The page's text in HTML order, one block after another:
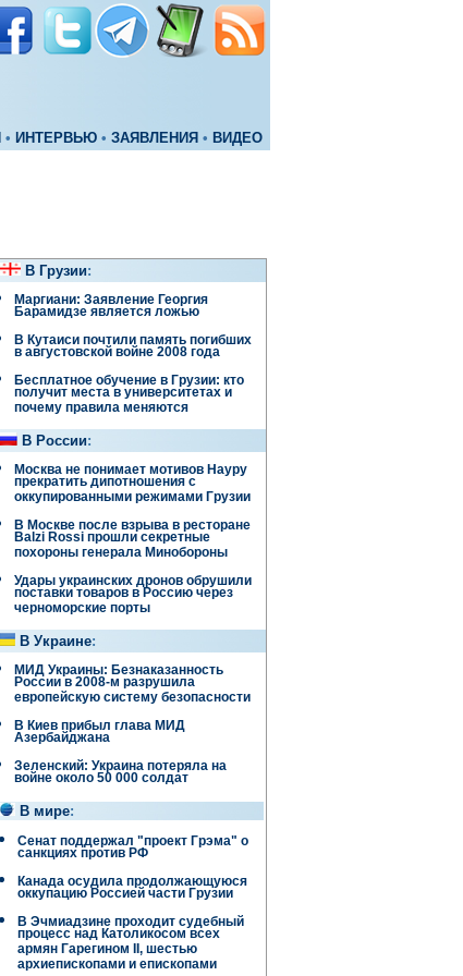
• ИНТЕРВЬЮ • ЗАЯВЛЕНИЯ • ВИДЕО
В Грузии:
Маргиани: Заявление Георгия
Барамидзе является ложью
В Кутаиси почтили память погибших
в августовской войне 2008 года
Бесплатное обучение в Грузии: кто
получит места в университетах и
почему правила меняются
В России:
Москва не понимает мотивов Науру
прекратить дипотношения с
оккупированными режимами Грузии
В Москве после взрыва в ресторане
Balzi Rossi прошли секретные
похороны генерала Минобороны
Удары украинских дронов обрушили
поставки товаров в Россию через
черноморские порты
В Украине:
МИД Украины: Безнаказанность
России в 2008-м разрушила
европейскую систему безопасности
В Киев прибыл глава МИД
Азербайджана
Зеленский: Украина потеряла на
войне около 50 000 солдат
В мире:
Сенат поддержал "проект Грэма" о
санкциях против РФ
Канада осудила продолжающуюся
оккупацию Россией части Грузии
В Эчмиадзине проходит судебный
процесс над Католикосом всех
армян Гарегином II, шестью
архиепископами и епископами